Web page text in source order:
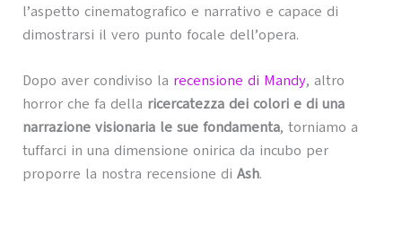
l’aspetto cinematografico e narrativo e capace di
dimostrarsi il vero punto focale dell’opera.
Dopo aver condiviso la recensione di Mandy, altro
horror che fa della ricercatezza dei colori e di una
narrazione visionaria le sue fondamenta, torniamo a
tuffarci in una dimensione onirica da incubo per
proporre la nostra recensione di Ash.